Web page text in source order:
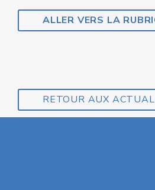
ALLER VERS LA
RETOUR AUX